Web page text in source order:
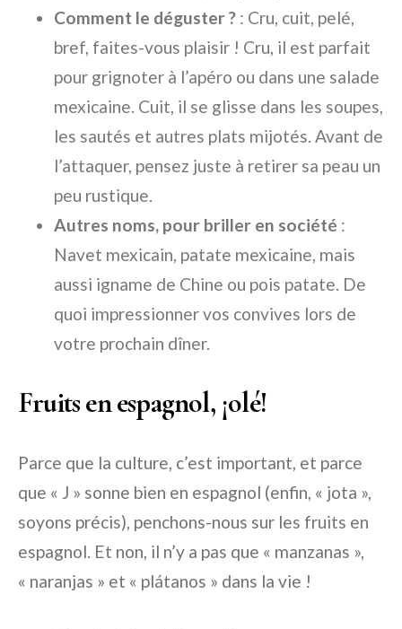
Comment le déguster ? : Cru, cuit, pelé,
bref, faites-vous plaisir ! Cru, il est parfait
pour grignoter à l’apéro ou dans une salade
mexicaine. Cuit, il se glisse dans les soupes,
les sautés et autres plats mijotés. Avant de
l’attaquer, pensez juste à retirer sa peau un
peu rustique.
Autres noms, pour briller en société :
Navet mexicain, patate mexicaine, mais
aussi igname de Chine ou pois patate. De
quoi impressionner vos convives lors de
votre prochain dîner.
Fruits en espagnol, ¡olé!
Parce que la culture, c’est important, et parce
que « J » sonne bien en espagnol (enfin, « jota »,
soyons précis), penchons-nous sur les fruits en
espagnol. Et non, il n’y a pas que « manzanas »,
« naranjas » et « plátanos » dans la vie !